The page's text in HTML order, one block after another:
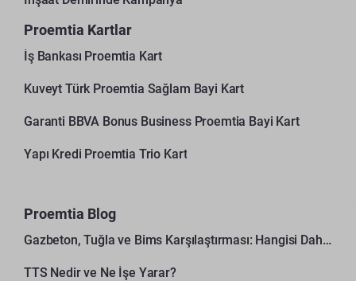
Proemtia Kartlar
İş Bankası Proemtia Kart
Kuveyt Türk Proemtia Sağlam Bayi Kart
Garanti BBVA Bonus Business Proemtia Bayi Kart
Yapı Kredi Proemtia Trio Kart
Proemtia Blog
Gazbeton, Tuğla ve Bims Karşılaştırması: Hangisi Daha Avantajlı?
TTS Nedir ve Ne İşe Yarar?